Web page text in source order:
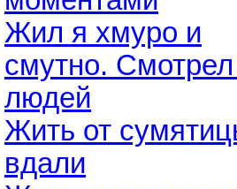
Жил я хмуро и
смутно.
людей
Жить от
вдали